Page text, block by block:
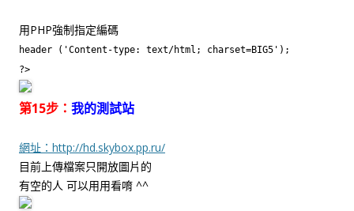
用PHP強制指定編碼
header ('Content-type: text/html; charset=BIG5');
?>
第15步： 我的測試站
網址：http://hd.skybox.pp.ru/
目前上傳檔案只開放圖片的
有空的人 可以用用看唷 ^^